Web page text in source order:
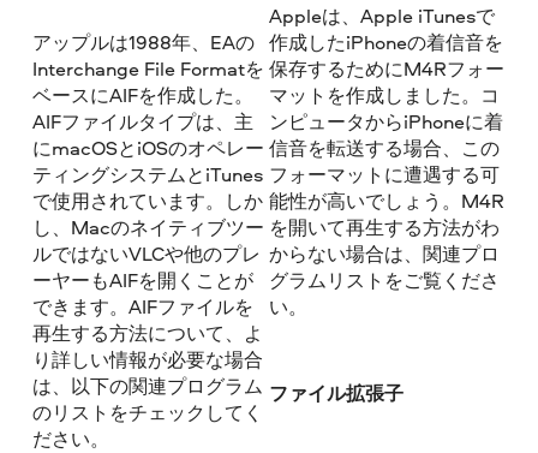
アップルは1988年、EAの
Interchange File Formatを
ベースにAIFを作成した。
AIFファイルタイプは、主
にmacOSとiOSのオペレー
ティングシステムとiTunes
で使用されています。しか
し、Macのネイティブツー
ルではないVLCや他のプレ
ーヤーもAIFを開くことが
できます。AIFファイルを
再生する方法について、よ
り詳しい情報が必要な場合
は、以下の関連プログラム
のリストをチェックしてく
ださい。
Appleは、Apple iTunesで
作成したiPhoneの着信音を
保存するためにM4Rフォー
マットを作成しました。コ
ンピュータからiPhoneに着
信音を転送する場合、この
フォーマットに遭遇する可
能性が高いでしょう。M4R
を開いて再生する方法がわ
からない場合は、関連プロ
グラムリストをご覧くださ
い。
ファイル拡張子